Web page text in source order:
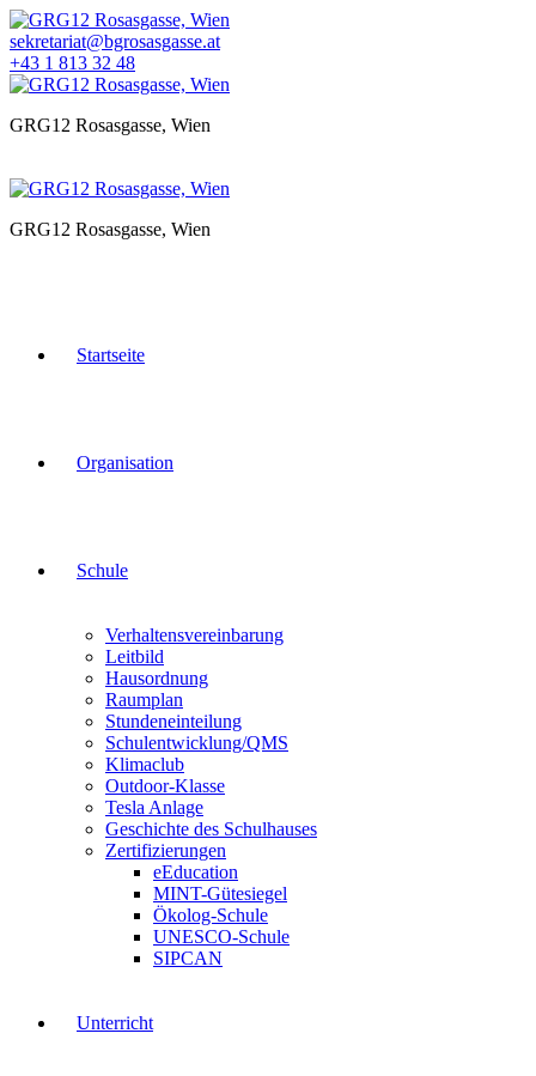
Zum
Inhalt
springen
sekretariat@bgrosasgasse.at
+43 1 813 32 48
GRG12 Rosasgasse, Wien
GRG12 Rosasgasse, Wien
Startseite
Organisation
Schule
Verhaltensvereinbarung
Leitbild
Hausordnung
Raumplan
Stundeneinteilung
Schulentwicklung/QMS
Klimaclub
Outdoor-Klasse
Tesla Anlage
Geschichte des Schulhauses
Zertifizierungen
eEducation
MINT-Gütesiegel
Ökolog-Schule
UNESCO-Schule
SIPCAN
Unterricht